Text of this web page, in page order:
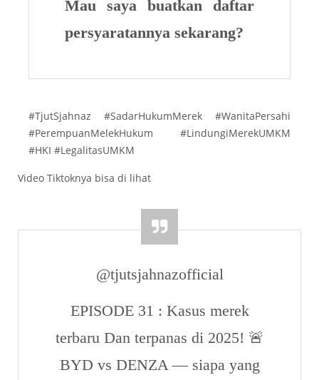
Mau saya buatkan daftar
persyaratannya sekarang?
#TjutSjahnaz #SadarHukumMerek #WanitaPersahi
#PerempuanMelekHukum #LindungiMerekUMKM
#HKI #LegalitasUMKM
Video Tiktoknya bisa di lihat
@tjutsjahnazofficial
EPISODE 31 : Kasus merek
terbaru Dan terpanas di 2025! 🚨
BYD vs DENZA — siapa yang